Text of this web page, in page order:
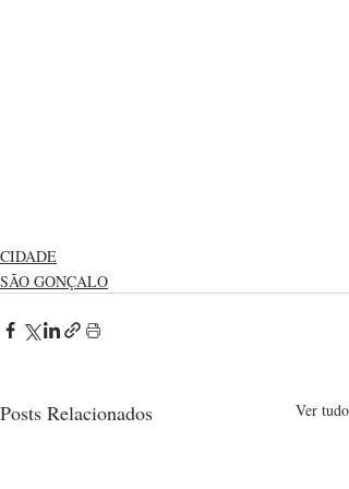
CIDADE
SÃO GONÇALO
Posts Relacionados Ver tudo